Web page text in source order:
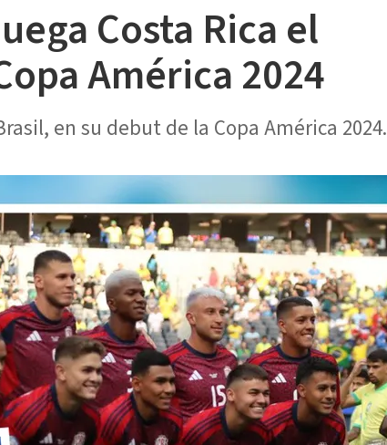
Costa Rica el
América 2024
en su debut de la Copa América 2024.